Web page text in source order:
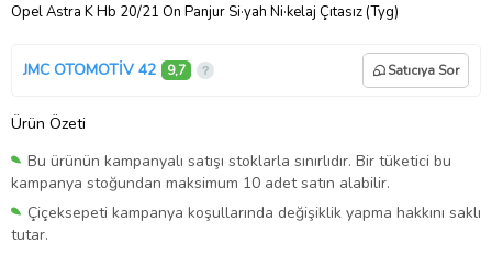
Opel Astra K Hb 20/21 Ön Panjur Si·yah Ni·kelaj Çıtasız (Tyg)
JMC OTOMOTİV 42 9,7 Satıcıya Sor
Ürün Özeti
Bu ürünün kampanyalı satışı stoklarla sınırlıdır. Bir tüketici bu
kampanya stoğundan maksimum 10 adet satın alabilir.
Çiçeksepeti kampanya koşullarında değişiklik yapma hakkını saklı
tutar.